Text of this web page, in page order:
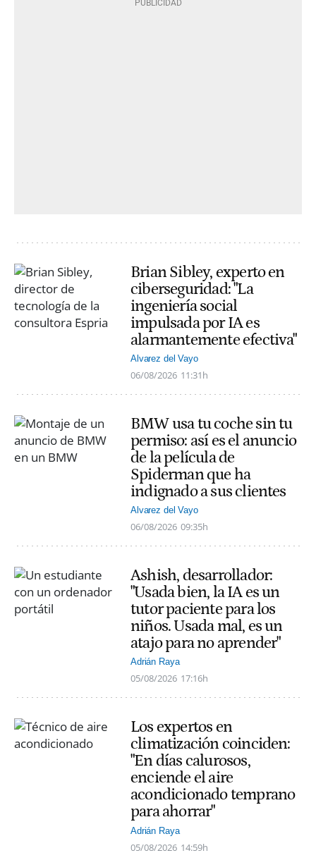
Brian Sibley, experto en
ciberseguridad: "La
ingeniería social
impulsada por IA es
alarmantemente efectiva"
Alvarez del Vayo
06/08/2026 11:31h
BMW usa tu coche sin tu
permiso: así es el anuncio
de la película de
Spiderman que ha
indignado a sus clientes
Alvarez del Vayo
06/08/2026 09:35h
Ashish, desarrollador:
"Usada bien, la IA es un
tutor paciente para los
niños. Usada mal, es un
atajo para no aprender"
Adrián Raya
05/08/2026 17:16h
Los expertos en
climatización coinciden:
"En días calurosos,
enciende el aire
acondicionado temprano
para ahorrar"
Adrián Raya
05/08/2026 14:59h